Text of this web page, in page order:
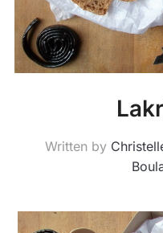
Written by